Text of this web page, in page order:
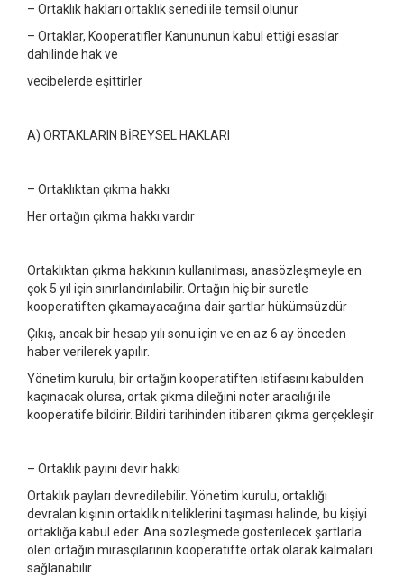
– Ortaklık hakları ortaklık senedi ile temsil olunur
– Ortaklar, Kooperatifler Kanununun kabul ettiği esaslar
dahilinde hak ve
vecibelerde eşittirler
A) ORTAKLARIN BİREYSEL HAKLARI
– Ortaklıktan çıkma hakkı
Her ortağın çıkma hakkı vardır
Ortaklıktan çıkma hakkının kullanılması, anasözleşmeyle en
çok 5 yıl için sınırlandırılabilir. Ortağın hiç bir suretle
kooperatiften çıkamayacağına dair şartlar hükümsüzdür
Çıkış, ancak bir hesap yılı sonu için ve en az 6 ay önceden
haber verilerek yapılır.
Yönetim kurulu, bir ortağın kooperatiften istifasını kabulden
kaçınacak olursa, ortak çıkma dileğini noter aracılığı ile
kooperatife bildirir. Bildiri tarihinden itibaren çıkma gerçekleşir
– Ortaklık payını devir hakkı
Ortaklık payları devredilebilir. Yönetim kurulu, ortaklığı
devralan kişinin ortaklık niteliklerini taşıması halinde, bu kişiyi
ortaklığa kabul eder. Ana sözleşmede gösterilecek şartlarla
ölen ortağın mirasçılarının kooperatifte ortak olarak kalmaları
sağlanabilir